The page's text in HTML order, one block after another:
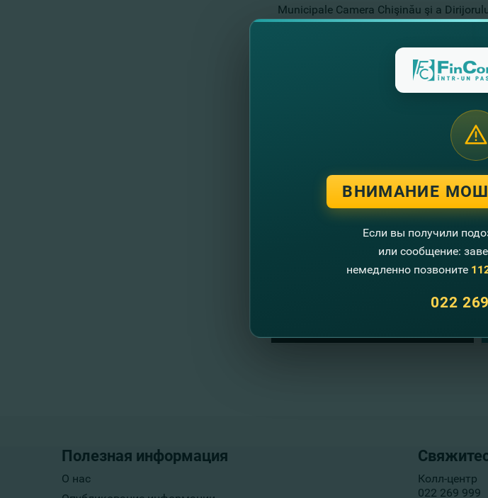
Municipale Camera Chişinău şi a
Concertul va avea loc la Teatrul Verde
iticket.md
Другие новости
Полезная информация
О нас
Колл-центр
022 269 999
ВНИМАНИЕ
Если вы получили
или сообщение:
немедленно позвоните
022